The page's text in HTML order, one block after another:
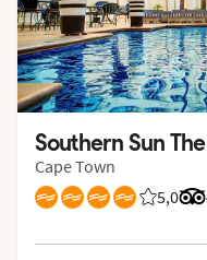
Southern Sun
Cape Town
5,0